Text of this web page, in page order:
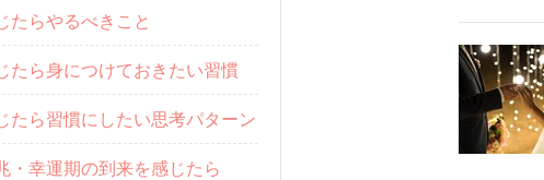
たらやるべきこと
たら身につけておきたい習慣
たら習慣にしたい思考パターン
・幸運期の到来を感じたら